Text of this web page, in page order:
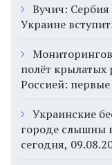
Вучич: Сербия
Украине
полёт крылатых
Россией:
Украинские
городе слышны
сегодня,